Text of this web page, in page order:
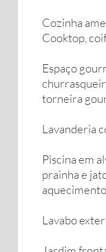
Cozinha
Cooktop,
Espaço
torneira
Lavanderia
Piscina em
prainha e
Lavabo